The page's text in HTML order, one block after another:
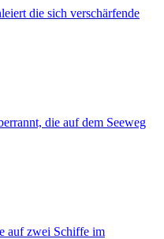
die sich verschärfende
die auf dem Seeweg
auf zwei Schiffe im